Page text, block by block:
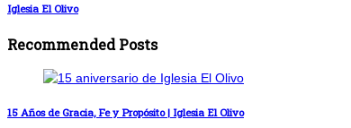
Iglesia El Olivo
Recommended Posts
15 Años de Gracia, Fe y Propósito | Iglesia El Olivo